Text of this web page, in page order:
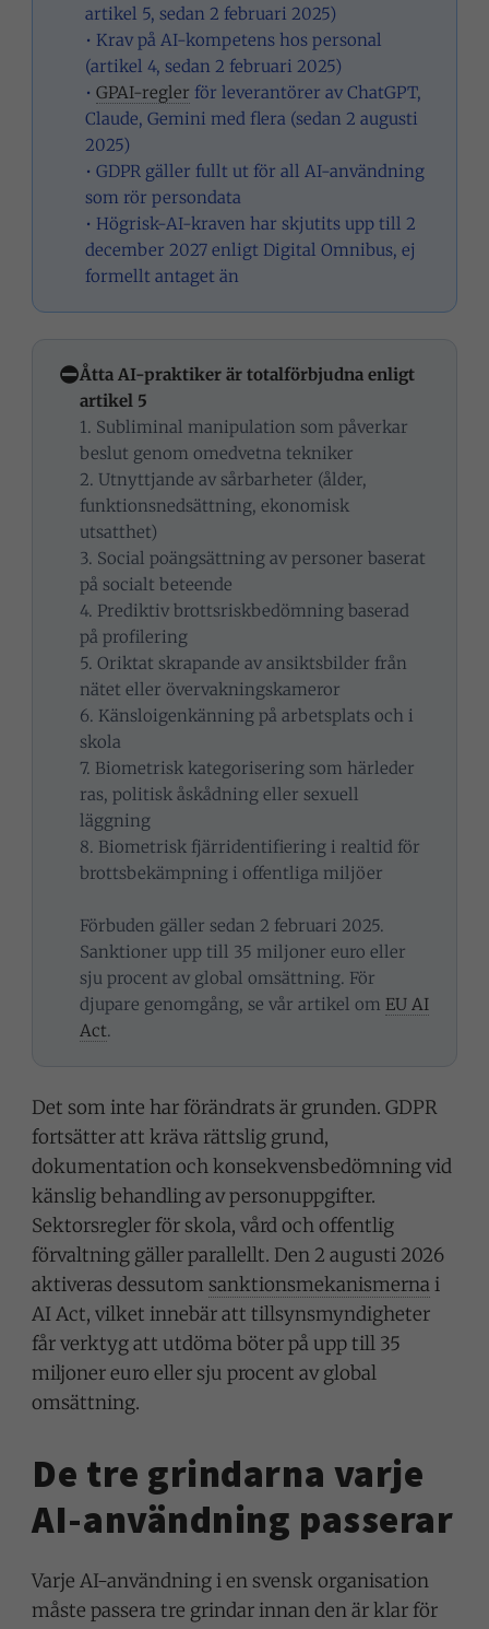
artikel 5, sedan 2 februari 2025)
• Krav på AI-kompetens hos personal
(artikel 4, sedan 2 februari 2025)
•GPAI-regler för leverantörer av ChatGPT,
Claude, Gemini med flera (sedan 2 augusti
2025)
• GDPR gäller fullt ut för all AI-användning
som rör persondata
• Högrisk-AI-kraven har skjutits upp till 2
december 2027 enligt Digital Omnibus, ej
formellt antaget än
⛔Åtta AI-praktiker är totalförbjudna enligt
artikel 5
1. Subliminal manipulation som påverkar
beslut genom omedvetna tekniker
2. Utnyttjande av sårbarheter (ålder,
funktionsnedsättning, ekonomisk
utsatthet)
3. Social poängsättning av personer baserat
på socialt beteende
4. Prediktiv brottsriskbedömning baserad
på profilering
5. Oriktat skrapande av ansiktsbilder från
nätet eller övervakningskameror
6. Känsloigenkänning på arbetsplats och i
skola
7. Biometrisk kategorisering som härleder
ras, politisk åskådning eller sexuell
läggning
8. Biometrisk fjärridentifiering i realtid för
brottsbekämpning i offentliga miljöer
Förbuden gäller sedan 2 februari 2025.
Sanktioner upp till 35 miljoner euro eller
sju procent av global omsättning. För
djupare genomgång, se vår artikel om EU AI
Act.
Det som inte har förändrats är grunden. GDPR
fortsätter att kräva rättslig grund,
dokumentation och konsekvensbedömning vid
känslig behandling av personuppgifter.
Sektorsregler för skola, vård och offentlig
förvaltning gäller parallellt. Den 2 augusti 2026
aktiveras dessutom sanktionsmekanismernai
AI Act, vilket innebär att tillsynsmyndigheter
får verktyg att utdöma böter på upp till 35
miljoner euro eller sju procent av global
omsättning.
De tre grindarna varje
AI-användning passerar
Varje AI-användning i en svensk organisation
måste passera tre grindar innan den är klar för